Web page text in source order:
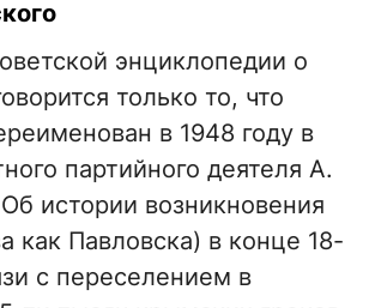
энциклопедии о
только то, что
в 1948 году в
партийного деятеля А.
истории возникновения
как Павловска) в конце 18-
с переселением в